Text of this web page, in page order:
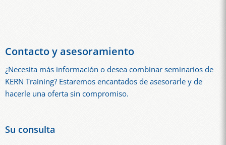
Contacto y asesoramiento
¿Necesita más información o desea combinar seminarios de
KERN Training? Estaremos encantados de asesorarle y de
hacerle una oferta sin compromiso.
Su consulta